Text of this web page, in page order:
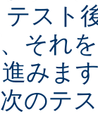
スト
それ
みま
のテ